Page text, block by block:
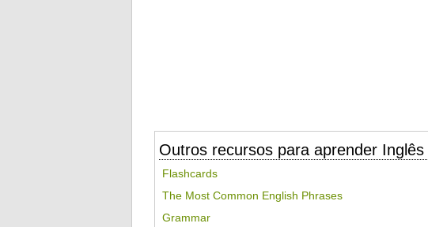
Outros recursos para aprender Inglês
Flashcards
The Most Common English Phrases
Grammar